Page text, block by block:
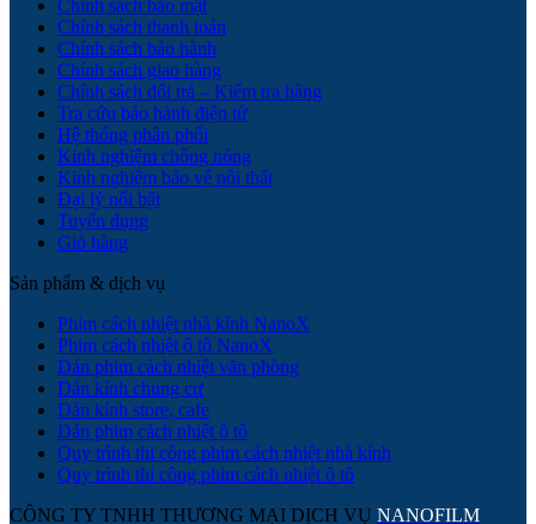
Chính sách bảo mật
Chính sách thanh toán
Chính sách bảo hành
Chính sách giao hàng
Chính sách đổi trả – Kiểm tra hàng
Tra cứu bảo hành điện tử
Hệ thống phân phối
Kinh nghiệm chống nóng
Kinh nghiệm bảo vệ nội thất
Đại lý nổi bật
Tuyển dụng
Giỏ hàng
Sản phẩm & dịch vụ
Phim cách nhiệt nhà kính NanoX
Phim cách nhiệt ô tô NanoX
Dán phim cách nhiệt văn phòng
Dán kính chung cư
Dán kính store, cafe
Dán phim cách nhiệt ô tô
Quy trình thi công phim cách nhiệt nhà kính
Quy trình thi công phim cách nhiệt ô tô
CÔNG TY TNHH THƯƠNG MẠI DỊCH VỤ NANOFILM